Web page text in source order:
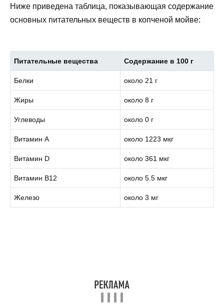
Ниже приведена таблица, показывающая содержание
основных питательных веществ в копченой мойве:
Питательные вещества Содержание в 100 г
Белки около 21 г
Жиры около 8 г
Углеводы около 0 г
Витамин A около 1223 мкг
Витамин D около 361 мкг
Витамин В12 около 5.5 мкг
Железо около 3 мг